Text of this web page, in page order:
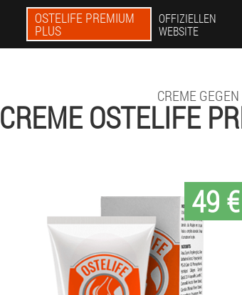
OSTELIFE PREMIUM
PLUS
OFFIZIELLEN
WEBSITE
CREME
CREME OSTELIFE
49 €